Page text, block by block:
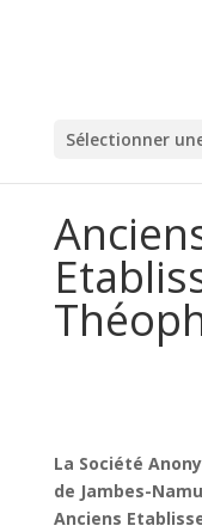
Sélectionner
La Société
de Jambes-
Anciens